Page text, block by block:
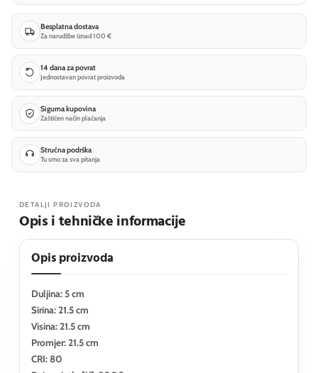
Besplatna dostava
Za narudžbe iznad 100 €
14 dana za povrat
Jednostavan povrat proizvoda
Sigurna kupovina
Zaštićen način plaćanja
Stručna podrška
Tu smo za sva pitanja
DETALJI PROIZVODA
Opis i tehničke informacije
Opis proizvoda
Duljina: 5 cm
Sirina: 21.5 cm
Visina: 21.5 cm
Promjer: 21.5 cm
CRI: 80